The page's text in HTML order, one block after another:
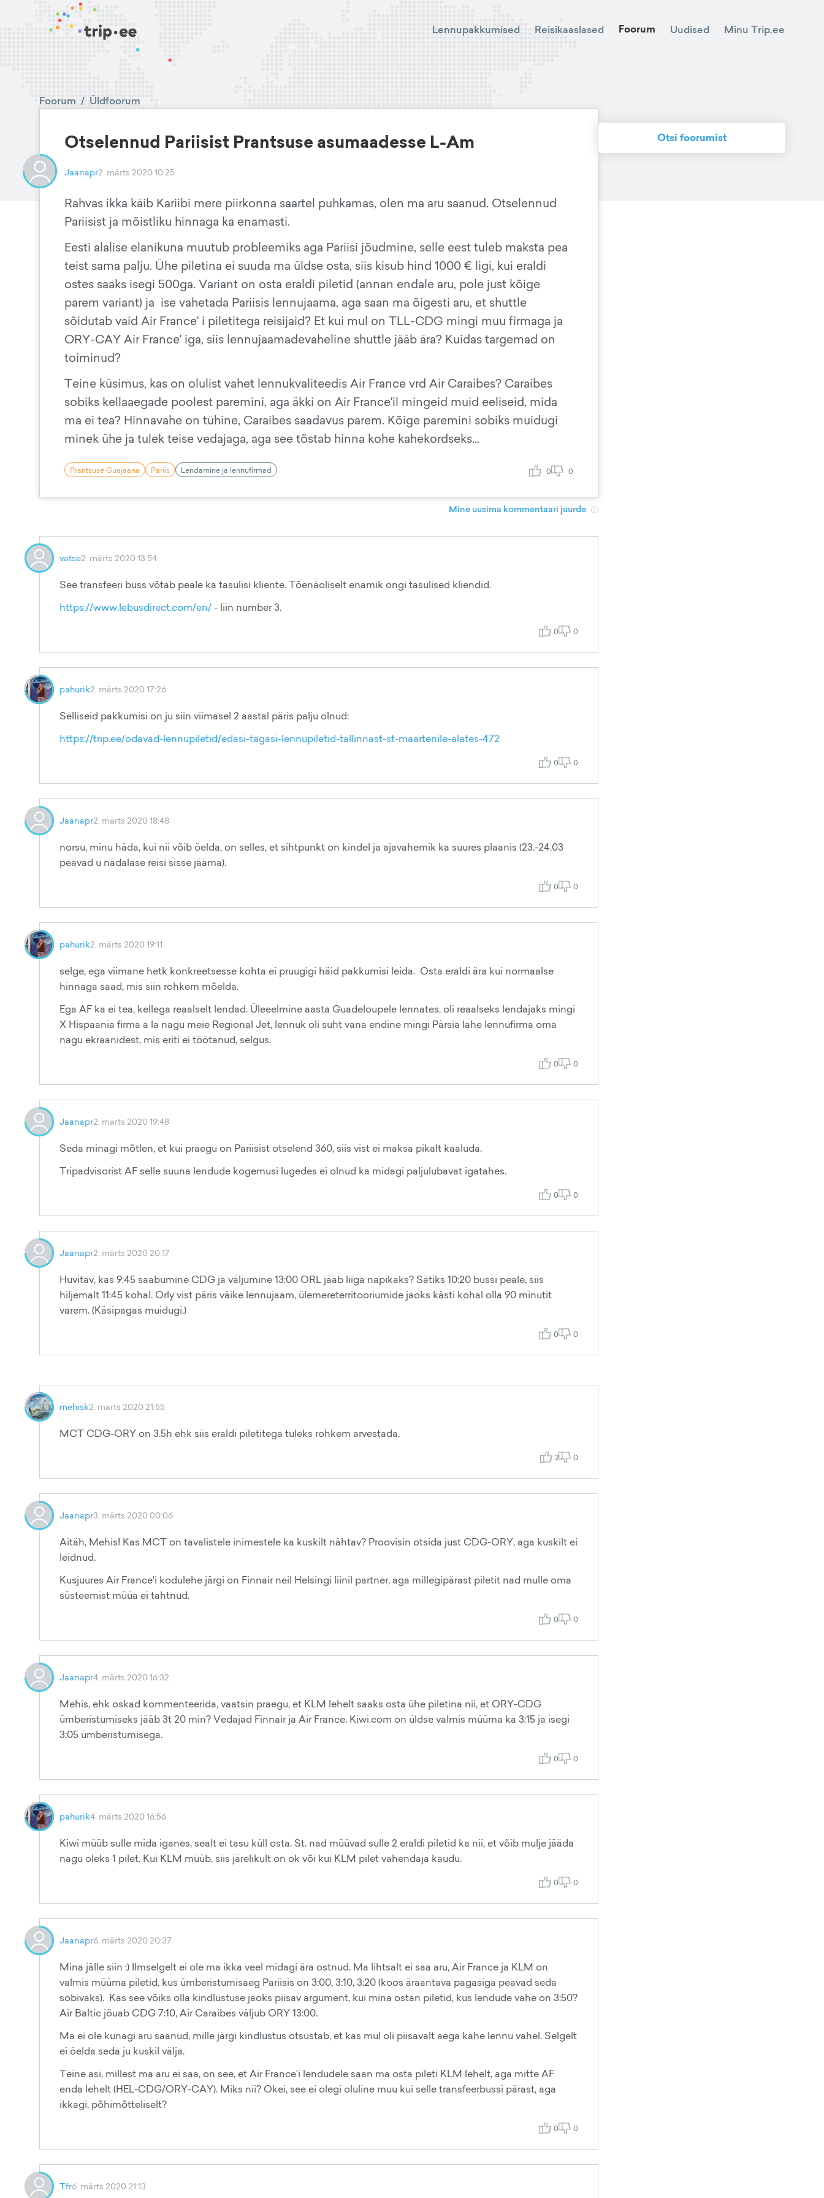
Lennupakkumised Reisikaaslased Foorum Uudised Minu Trip.ee
Foorum / Üldfoorum
Otselennud Pariisist Prantsuse asumaadesse L-Am
Jaanapr2. märts 2020 10:25
Rahvas ikka käib Kariibi mere piirkonna saartel puhkamas, olen ma aru saanud. Otselennud
Pariisist ja mõistliku hinnaga ka enamasti.
Eesti alalise elanikuna muutub probleemiks aga Pariisi jõudmine, selle eest tuleb maksta pea
teist sama palju. Ühe piletina ei suuda ma üldse osta, siis kisub hind 1000 € ligi, kui eraldi
ostes saaks isegi 500ga. Variant on osta eraldi piletid (annan endale aru, pole just kõige
parem variant) ja ise vahetada Pariisis lennujaama, aga saan ma õigesti aru, et shuttle
sõidutab vaid Air France' i piletitega reisijaid? Et kui mul on TLL-CDG mingi muu firmaga ja
ORY-CAY Air France' iga, siis lennujaamadevaheline shuttle jääb ära? Kuidas targemad on
toiminud?
Teine küsimus, kas on olulist vahet lennukvaliteedis Air France vrd Air Caraibes? Caraibes
sobiks kellaaegade poolest paremini, aga äkki on Air France'il mingeid muid eeliseid, mida
ma ei tea? Hinnavahe on tühine, Caraibes saadavus parem. Kõige paremini sobiks muidugi
minek ühe ja tulek teise vedajaga, aga see tõstab hinna kohe kahekordseks...
Prantsuse Guajaana Pariis Lendamine ja lennufirmad 0 0
Mine uusima kommentaari juurde
vatse2. märts 2020 13:54
See transfeeri buss võtab peale ka tasulisi kliente. Tõenäoliselt enamik ongi tasulised kliendid.
https://www.lebusdirect.com/en/- liin number 3.
0 0
pahurik2. märts 2020 17:26
Selliseid pakkumisi on ju siin viimasel 2 aastal päris palju olnud:
https://trip.ee/odavad-lennupiletid/edasi-tagasi-lennupiletid-tallinnast-st-maartenile-alates-472
0 0
Jaanapr2. märts 2020 18:48
norsu, minu häda, kui nii võib öelda, on selles, et sihtpunkt on kindel ja ajavahemik ka suures plaanis (23.-24.03
peavad u nädalase reisi sisse jääma).
0 0
pahurik2. märts 2020 19:11
selge, ega viimane hetk konkreetsesse kohta ei pruugigi häid pakkumisi leida. Osta eraldi ära kui normaalse
hinnaga saad, mis siin rohkem mõelda.
Ega AF ka ei tea, kellega reaalselt lendad. Üleeelmine aasta Guadeloupele lennates, oli reaalseks lendajaks mingi
X Hispaania firma a la nagu meie Regional Jet, lennuk oli suht vana endine mingi Pärsia lahe lennufirma oma
nagu ekraanidest, mis eriti ei töötanud, selgus.
0 0
Jaanapr2. märts 2020 19:48
Seda minagi mõtlen, et kui praegu on Pariisist otselend 360, siis vist ei maksa pikalt kaaluda.
Tripadvisorist AF selle suuna lendude kogemusi lugedes ei olnud ka midagi paljulubavat igatahes.
0 0
Jaanapr2. märts 2020 20:17
Huvitav, kas 9:45 saabumine CDG ja väljumine 13:00 ORL jääb liiga napikaks? Sätiks 10:20 bussi peale, siis
hiljemalt 11:45 kohal. Orly vist päris väike lennujaam, ülemereterritooriumide jaoks kästi kohal olla 90 minutit
varem. (Käsipagas muidugi.)
0 0
mehisk2. märts 2020 21:55
MCT CDG-ORY on 3.5h ehk siis eraldi piletitega tuleks rohkem arvestada.
2 0
Jaanapr3. märts 2020 00:06
Aitäh, Mehis! Kas MCT on tavalistele inimestele ka kuskilt nähtav? Proovisin otsida just CDG-ORY, aga kuskilt ei
leidnud.
Kusjuures Air France'i kodulehe järgi on Finnair neil Helsingi liinil partner, aga millegipärast piletit nad mulle oma
süsteemist müüa ei tahtnud.
0 0
Jaanapr4. märts 2020 16:32
Mehis, ehk oskad kommenteerida, vaatsin praegu, et KLM lehelt saaks osta ühe piletina nii, et ORY-CDG
ümberistumiseks jääb 3t 20 min? Vedajad Finnair ja Air France. Kiwi.com on üldse valmis müüma ka 3:15 ja isegi
3:05 ümberistumisega.
0 0
pahurik4. märts 2020 16:56
Kiwi müüb sulle mida iganes, sealt ei tasu küll osta. St. nad müüvad sulle 2 eraldi piletid ka nii, et võib mulje jääda
nagu oleks 1 pilet. Kui KLM müüb, siis järelikult on ok või kui KLM pilet vahendaja kaudu.
0 0
Jaanapr6. märts 2020 20:37
Mina jälle siin :) Ilmselgelt ei ole ma ikka veel midagi ära ostnud. Ma lihtsalt ei saa aru, Air France ja KLM on
valmis müüma piletid, kus ümberistumisaeg Pariisis on 3:00, 3:10, 3:20 (koos äraantava pagasiga peavad seda
sobivaks). Kas see võiks olla kindlustuse jaoks piisav argument, kui mina ostan piletid, kus lendude vahe on 3:50?
Air Baltic jõuab CDG 7:10, Air Caraibes väljub ORY 13:00.
Ma ei ole kunagi aru saanud, mille järgi kindlustus otsustab, et kas mul oli piisavalt aega kahe lennu vahel. Selgelt
ei öelda seda ju kuskil välja.
Teine asi, millest ma aru ei saa, on see, et Air France'i lendudele saan ma osta pileti KLM lehelt, aga mitte AF
enda lehelt (HEL-CDG/ORY-CAY). Miks nii? Okei, see ei olegi oluline muu kui selle transfeerbussi pärast, aga
ikkagi, põhimõtteliselt?
0 0
Tfr6. märts 2020 21:13
Otsi foorumist